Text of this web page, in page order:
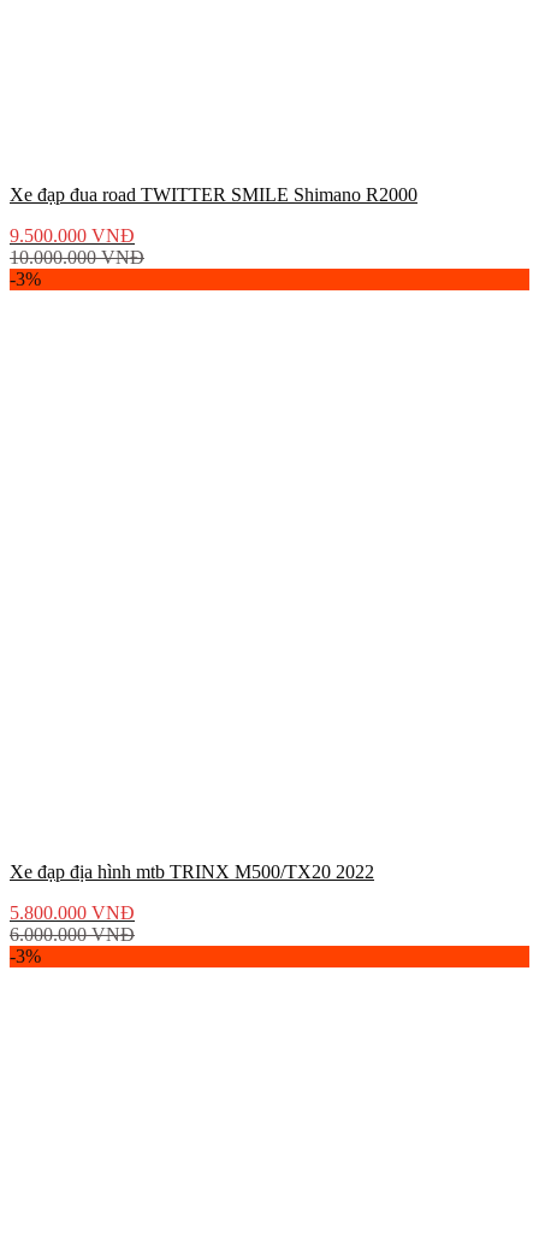
Xe đạp đua road TWITTER SMILE Shimano R2000
9.500.000 VNĐ
10.000.000VNĐ
-3%
Xe đạp địa hình mtb TRINX M500/TX20 2022
5.800.000 VNĐ
6.000.000VNĐ
-3%